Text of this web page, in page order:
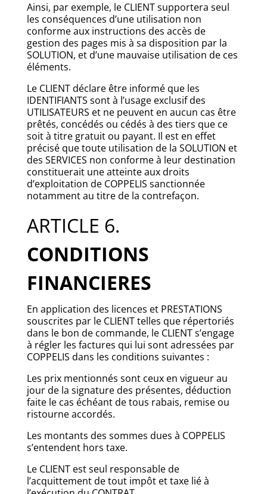
Ainsi, par exemple, le CLIENT supportera seul
les conséquences d’une utilisation non
conforme aux instructions des accès de
gestion des pages mis à sa disposition par la
SOLUTION, et d’une mauvaise utilisation de ces
éléments.
Le CLIENT déclare être informé que les
IDENTIFIANTS sont à l’usage exclusif des
UTILISATEURS et ne peuvent en aucun cas être
prêtés, concédés ou cédés à des tiers que ce
soit à titre gratuit ou payant. Il est en effet
précisé que toute utilisation de la SOLUTION et
des SERVICES non conforme à leur destination
constituerait une atteinte aux droits
d’exploitation de COPPELIS sanctionnée
notamment au titre de la contrefaçon.
ARTICLE 6.
CONDITIONS
FINANCIERES
En application des licences et PRESTATIONS
souscrites par le CLIENT telles que répertoriés
dans le bon de commande, le CLIENT s’engage
à régler les factures qui lui sont adressées par
COPPELIS dans les conditions suivantes :
Les prix mentionnés sont ceux en vigueur au
jour de la signature des présentes, déduction
faite le cas échéant de tous rabais, remise ou
ristourne accordés.
Les montants des sommes dues à COPPELIS
s’entendent hors taxe.
Le CLIENT est seul responsable de
l’acquittement de tout impôt et taxe lié à